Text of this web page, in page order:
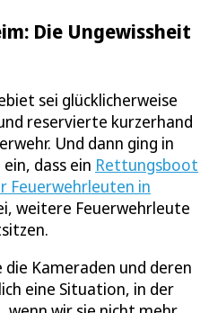
Die Ungewissheit
sei glücklicherweise
reservierte kurzerhand
Und dann ging in
dass ein Rettungsboot
Feuerwehrleuten in
weitere Feuerwehrleute
Kameraden und deren
eine Situation, in der